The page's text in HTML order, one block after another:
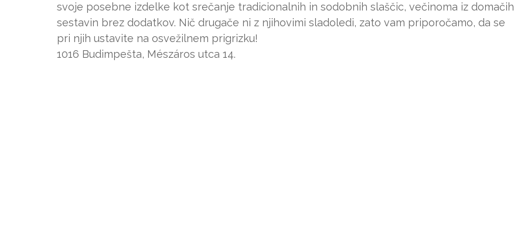
svoje posebne izdelke kot srečanje tradicionalnih in sodobnih slaščic, večinoma iz domačih
sestavin brez dodatkov. Nič drugače ni z njihovimi sladoledi, zato vam priporočamo, da se
pri njih ustavite na osvežilnem prigrizku!
1016 Budimpešta, Mészáros utca 14.